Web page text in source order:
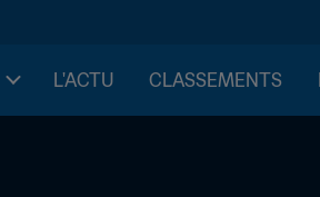
L'ACTU CLASSEMENTS